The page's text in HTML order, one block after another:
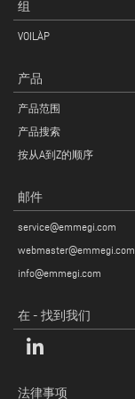
组
VOILÀP
产品
产品范围
产品搜索
按从A到Z的顺序
邮件
service@emmegi.com
webmaster@emmegi.com
info@emmegi.com
在 - 找到我们
法律事项